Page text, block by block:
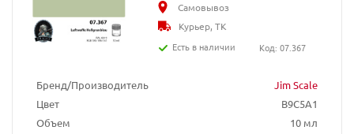
Бренд/Производитель
Jim Scale
Цвет
B9C5A1
Объем
10 мл
Самовывоз
Курьер, ТК
Есть в наличии
Код: 07.367